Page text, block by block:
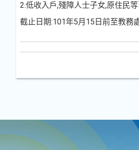
2.低收入戶,殘障人士子女,原住民
截止日期:101年5月15日前至教務